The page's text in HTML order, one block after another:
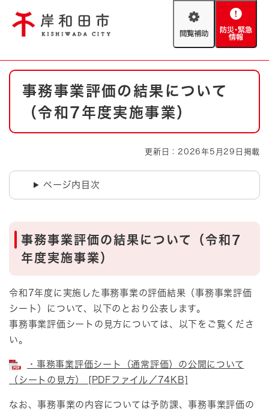
閲
助
防
緊
情
やさしい日本語
防災・緊急情報 救急・消防
ハザードマップ AED設置箇所
本
事務事業評価の結果について
（令和7年度実施事業）
更新日：2026年5月29日掲載
ページ内目次
事務事業評価の結果について（令和7
年度実施事業）
令和7年度に実施した事務事業の評価結果（事務事業評価
シート）について、以下のとおり公表します。
事務事業評価シートの見方については、以下をご覧くださ
い。
・事務事業評価シート（通常評価）の公開について
（シートの見方） [PDFファイル／74KB]
なお、事務事業の内容については予防課、事務事業評価の